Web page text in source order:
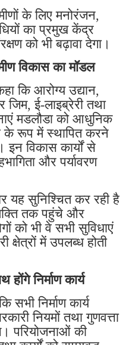
के लिए मनोरंजन,
का प्रमुख केंद्र
को भी बढ़ावा देगा।
विकास का मॉडल
कि आरोग्य उद्यान,
जिम, ई-लाइब्रेरी तथा
मडलौडा को आधुनिक
के रूप में स्थापित करने
इन विकास कार्यों से
और पर्यावरण
यह सुनिश्चित कर रही है
तक पहुंचे और
को भी वे सभी सुविधाएं
क्षेत्रों में उपलब्ध होती
होंगे निर्माण कार्य
सभी निर्माण कार्य
नियमों तथा गुणवत्ता
परियोजनाओं की